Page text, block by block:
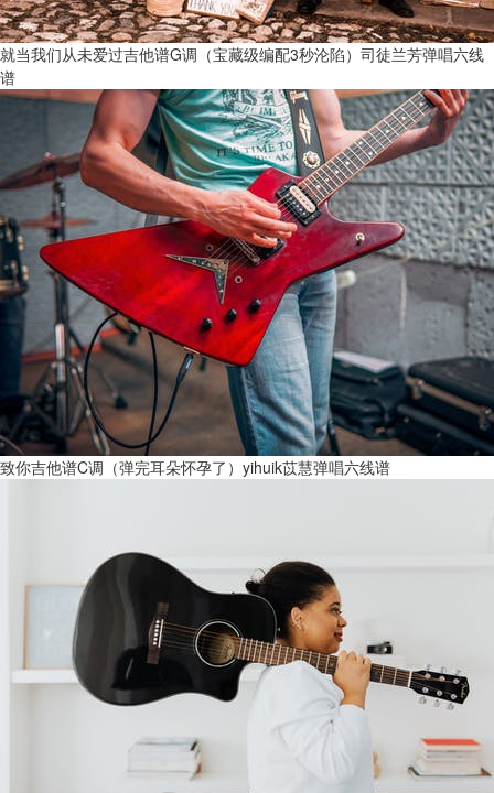
就当我们从未爱过吉他谱G调（宝藏级编配3秒沦陷）司徒兰芳弹唱六线
谱
致你吉他谱C调（弹完耳朵怀孕了）yihuik苡慧弹唱六线谱